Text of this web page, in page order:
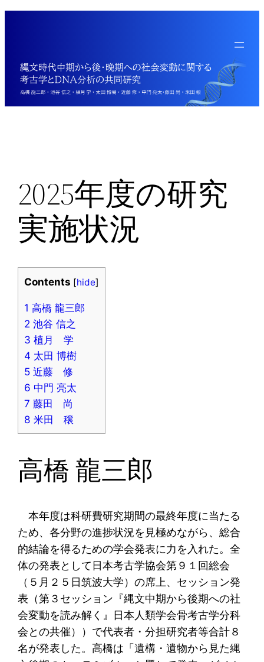
2025年度の研究
実施状況
Contents [hide]
1 高橋 龍三郎
2 池谷 信之
3 植月 学
4 太田 博樹
5 近藤 修
6 中門 亮太
7 藤田 尚
8 米田 穣
高橋 龍三郎
本年度は科研費研究期間の最終年度に当たる
ため、各分野の進捗状況を見極めながら、総合
的結論を得るための学会発表に力を入れた。全
体の発表として日本考古学協会第９１回総会
（５月２５日筑波大学）の席上、セッション発
表（第３セッション『縄文中期から後期への社
会変動を読み解く』日本人類学会骨考古学分科
会との共催））で代表者・分担研究者等合計８
名が発表した。高橋は「遺構・遺物から見た縄